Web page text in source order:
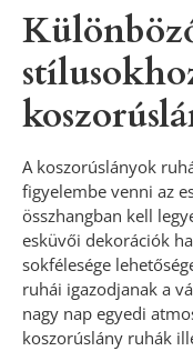
A koszorúslányok
figyelembe venni az
összhangban kell
esküvői dekorációk
sokfélesége
ruhái igazodjanak a
nagy nap egyedi
koszorúslány ruhák